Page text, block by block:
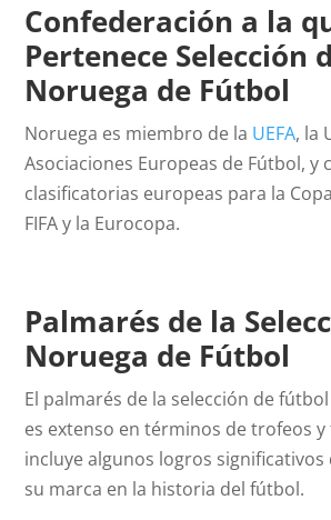
Confederación a la
Pertenece Selección
Noruega de Fútbol
Noruega es miembro de la UEFA, la
Asociaciones Europeas de Fútbol, y
clasificatorias europeas para la
FIFA y la Eurocopa.
Palmarés de la
Noruega de Fútbol
El palmarés de la selección de
es extenso en términos de trofeos
incluye algunos logros significativos
su marca en la historia del fútbol.